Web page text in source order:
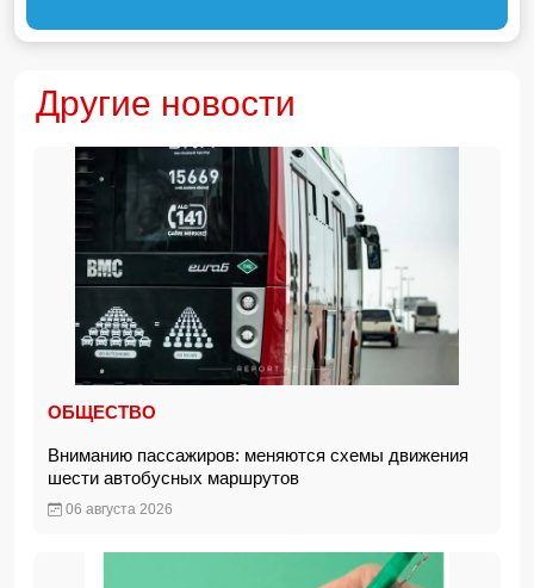
Другие новости
ОБЩЕСТВО
Вниманию пассажиров: меняются схемы движения
шести автобусных маршрутов
06 августа 2026